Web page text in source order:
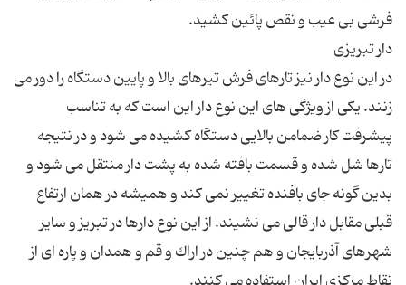
در این نوع دار نیز تارهای فرش تیرهای بالا و پایین دستگاه را دور می
زنند. یكی از ویژگی های این نوع دار این است كه به تناسب
پیشرفت كار ضمامن بالایی دستگاه كشیده می شود و در نتیجه
تارها شل شده و قسمت بافته شده به پشت دار منتقل می شود و
بدین گونه جای بافنده تغییر نمی كند و همیشه در همان ارتفاع
قبلی مقابل دار قالی می نشیند. از این نوع دارها در تبریز و سایر
شهرهای آذربایجان و هم چنین در اراك و قم و همدان و پاره ای از